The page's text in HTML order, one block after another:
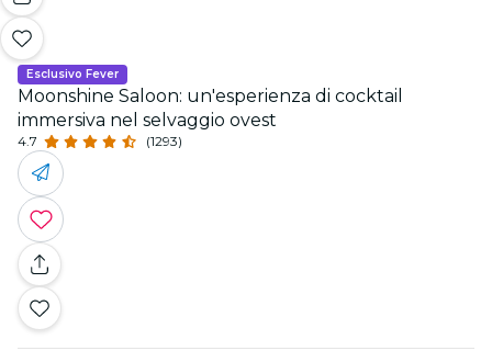
Esclusivo Fever
Moonshine Saloon: un'esperienza di cocktail
immersiva nel selvaggio ovest
4.7 (1293)